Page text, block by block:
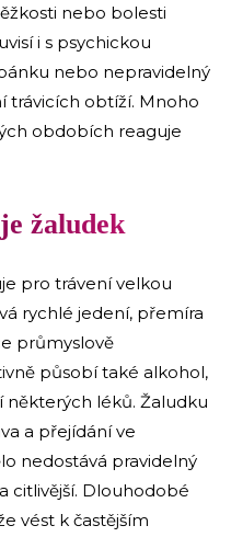
nebo bolesti
i s psychickou
nebo nepravidelný
trávicích obtíží. Mnoho
obdobích reaguje
žaludek
pro trávení velkou
rychlé jedení, přemíra
průmyslově
působí také alkohol,
léků. Žaludku
a přejídání ve
nedostává pravidelný
citlivější. Dlouhodobé
vést k častějším